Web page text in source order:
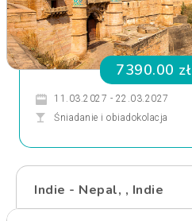
7390.00 zł
11.03.2027 - 22.03.2027
Śniadanie i obiadokolacja
Indie - Nepal, , Indie